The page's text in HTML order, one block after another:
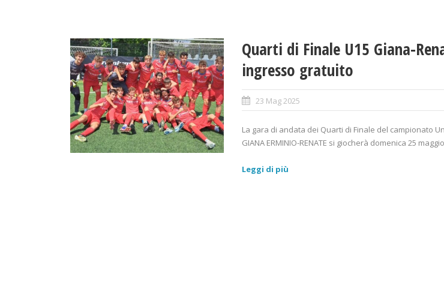
Quarti di Finale U15 Giana-
ingresso gratuito
23 Mag 2025
La gara di andata dei Quarti di Finale del campionato
GIANA ERMINIO-RENATE si giocherà domenica 25
Leggi di più